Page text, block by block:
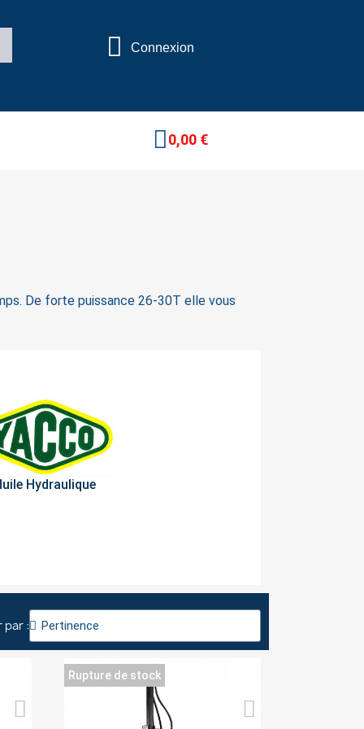
Connexion
0,00 €
De forte puissance 26-30T elle vous
Hydraulique
par :
Rupture de stock